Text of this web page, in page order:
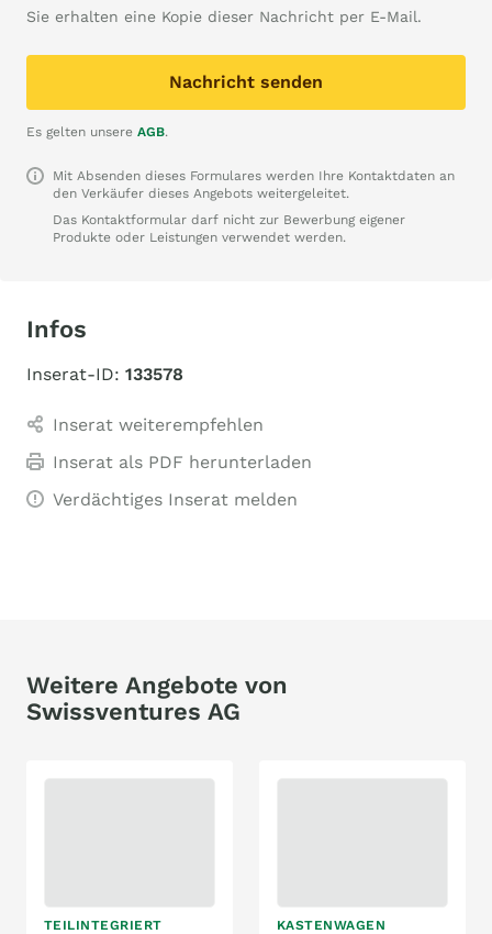
Sie erhalten eine Kopie dieser Nachricht per E-Mail.
Nachricht senden
Es gelten unsere AGB.
Mit Absenden dieses Formulares werden Ihre Kontaktdaten an
den Verkäufer dieses Angebots weitergeleitet.
Das Kontaktformular darf nicht zur Bewerbung eigener
Produkte oder Leistungen verwendet werden.
Infos
Inserat-ID: 133578
Inserat weiterempfehlen
Inserat als PDF herunterladen
Verdächtiges Inserat melden
Weitere Angebote von
Swissventures AG
TEILINTEGRIERT KASTENWAGEN